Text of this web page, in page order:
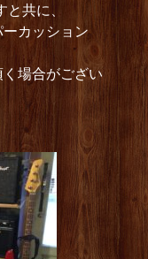
共に、
カッション
場合がござい